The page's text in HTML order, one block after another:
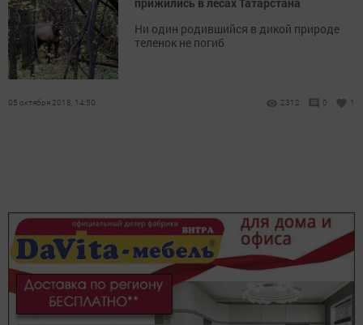
прижились в лесах Татарстана
Ни один родившийся в дикой природе
теленок не погиб
05 октября 2018, 14:50 2312 0 1